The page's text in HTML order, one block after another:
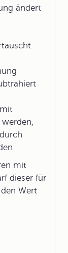
ändert
mit
dieser für
Wert